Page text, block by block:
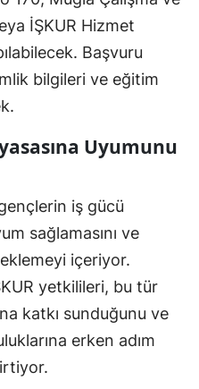
İŞKUR Hizmet
Başvuru
bilgileri ve eğitim
Uyumunu
iş gücü
sağlamasını ve
içeriyor.
yetkilileri, bu tür
katkı sunduğunu ve
erken adım